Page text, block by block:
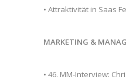
• Attraktivität in Saas
MARKETING &
• 46. MM-Interview: